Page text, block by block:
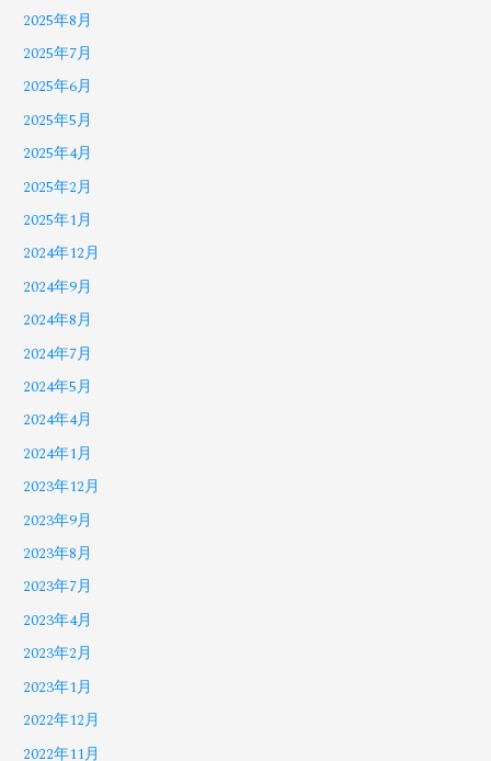
2025年8月
2025年7月
2025年6月
2025年5月
2025年4月
2025年2月
2025年1月
2024年12月
2024年9月
2024年8月
2024年7月
2024年5月
2024年4月
2024年1月
2023年12月
2023年9月
2023年8月
2023年7月
2023年4月
2023年2月
2023年1月
2022年12月
2022年11月